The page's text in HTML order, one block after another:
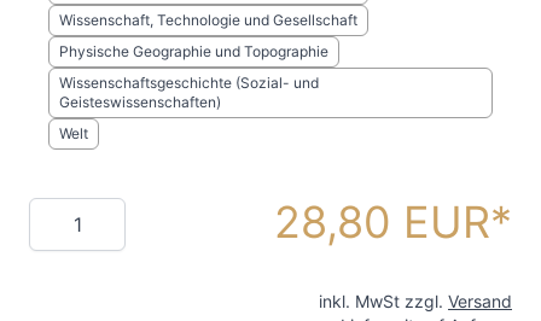
Wissenschaft, Technologie und Gesellschaft
Physische Geographie und Topographie
Wissenschaftsgeschichte (Sozial- und
Geisteswissenschaften)
Welt
Menge 28,80 EUR
inkl. MwSt zzgl. Versand